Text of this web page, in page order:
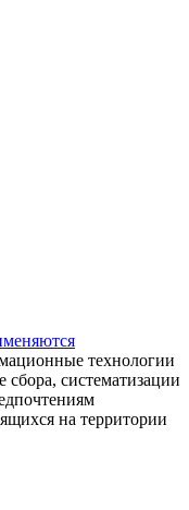
технологии
систематизации
на территории